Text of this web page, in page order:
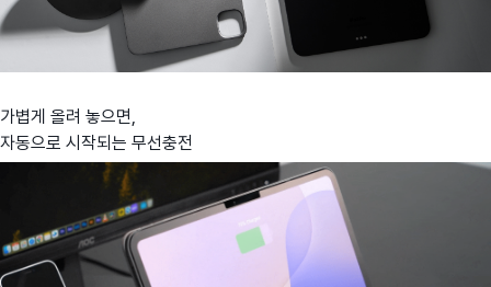
가볍게 올려 놓으면,
자동으로 시작되는 무선충전